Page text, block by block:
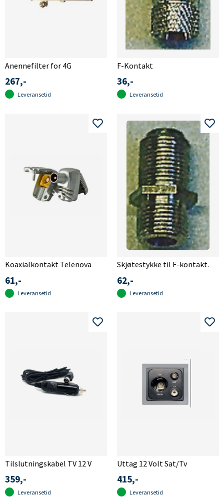
Anennefilter for 4G
267,-
Leveransetid
F-Kontakt
36,-
Leveransetid
Koaxialkontakt Telenova
61,-
Leveransetid
Skjøtestykke til F-kontakt.
62,-
Leveransetid
Tilslutningskabel TV 12 V
359,-
Leveransetid
Uttag 12 Volt Sat/Tv
415,-
Leveransetid